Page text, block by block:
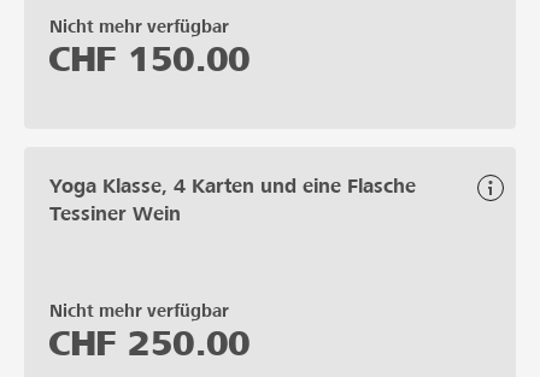
Nicht mehr verfügbar
CHF 150.00
Yoga Klasse, 4 Karten und eine Flasche
Tessiner Wein
Nicht mehr verfügbar
CHF 250.00